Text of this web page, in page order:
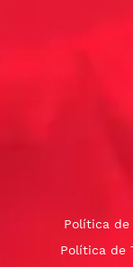
Política de
Política de